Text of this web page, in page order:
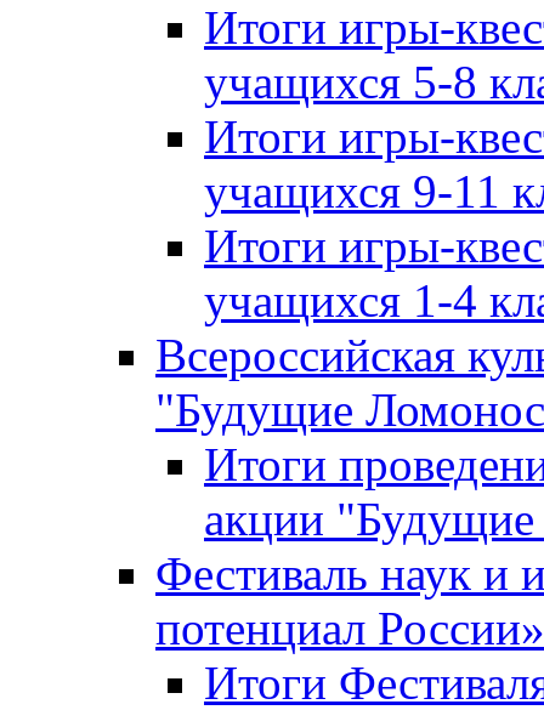
Итоги игры-
учащихся 5-8
Итоги игры-
учащихся 9-11
Итоги игры-
учащихся 1-4
Всероссийская
"Будущие
Итоги
акции
Фестиваль наук и
потенциал России»
Итоги